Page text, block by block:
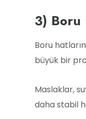
3) Boru
Boru
büyük bir
Maslaklar,
daha stabil